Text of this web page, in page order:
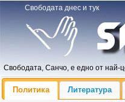
Свободата днес и тук
Свободата, Санчо, е едно от най-
Политика Литература